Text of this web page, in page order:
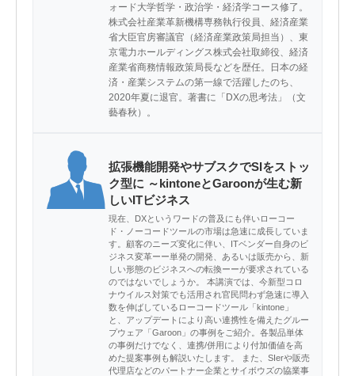
ォード大学哲学・政治学・経済学コース修了。
株式会社産業革新機構専務執行役員、経済産業
省大臣官房審議官（経済産業政策局担当）、東
京電力ホールディングス株式会社取締役、経済
産業省商務情報政策局長などを歴任。日本の経
済・産業システムの第一線で活躍したのち、
2020年夏に退官。著書に「DXの思考法」（文
藝春秋）。
拡張機能開発やサブスクでSIをストッ
ク型に ～kintoneとGaroonが生む新
しいITビジネス
現在、DXというワードの普及にも伴いローコー
ド・ノーコードツールの市場は急速に成長していま
す。顧客のニーズ変化に伴い、ITベンダー自身のビ
ジネス変革ーー単発の開発、あるいは販売から、新
しい形態のビジネスへの転換ーーが要求されている
のではないでしょうか。 本講演では、今新型コロ
ナウイルス対策でも活用され官民問わず急速に導入
数を伸ばしているローコードツール「kintone」
と、アップデートにより高い連携性を備えたグルー
プウェア「Garoon」の事例をご紹介。各製品単体
の事例だけでなく、連携/併用により付加価値を高
めた提案事例も解説いたします。 また、SIerや販売
代理店などのパートナー企業とサイボウズの協業事